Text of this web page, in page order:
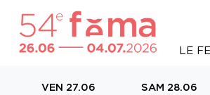
LE
VEN 27.06 SAM 28.06